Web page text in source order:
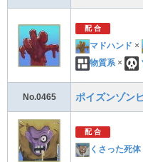
配 合
マドハンド ×
物質系 ×
No.0465 ポイズンゾン
配 合
くさった死体